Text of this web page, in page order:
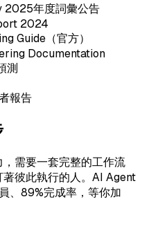
2025年度詞彙公告
2024
Guide（官方）
Documentation
測
報告
需要一套完整的工作流
彼此執行的人。AI Agent
、89%完成率，等你加